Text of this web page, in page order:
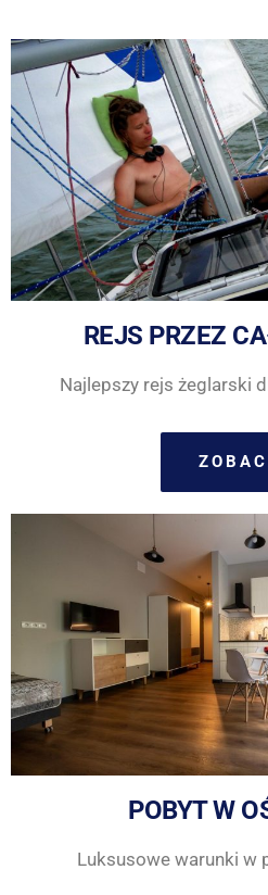
REJS PRZEZ
Najlepszy rejs żeglarski
POBYT W
Luksusowe warunki w